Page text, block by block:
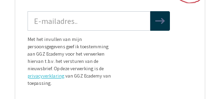
Met het invullen van mijn
persoonsgegevens geef ik toestemming
aan GGZ Ecademy voor het verwerken
hiervan t.b.v. het versturen van de
nieuwsbrief. Op deze verwerking is de
privacyverklaringvan GGZ Ecademy van
toepassing.